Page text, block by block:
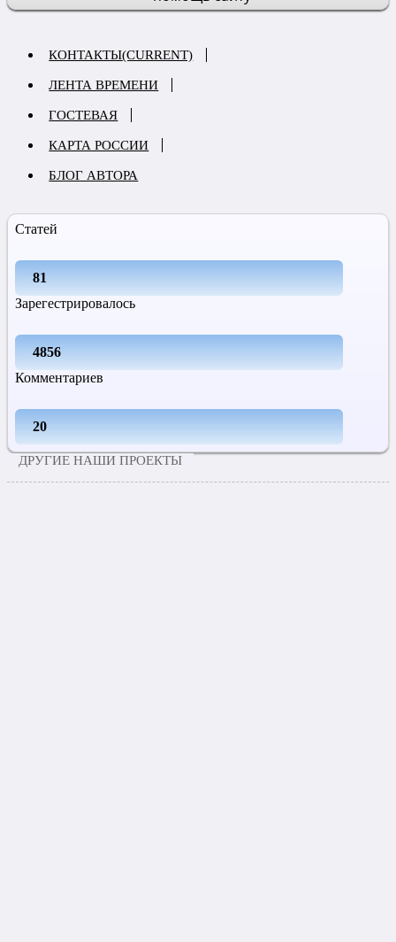
КОНТАКТЫ(CURRENT)
ЛЕНТА ВРЕМЕНИ
ГОСТЕВАЯ
КАРТА РОССИИ
БЛОГ АВТОРА
Статей
81
Зарегестрировалось
4856
Комментариев
20
ДРУГИЕ НАШИ ПРОЕКТЫ